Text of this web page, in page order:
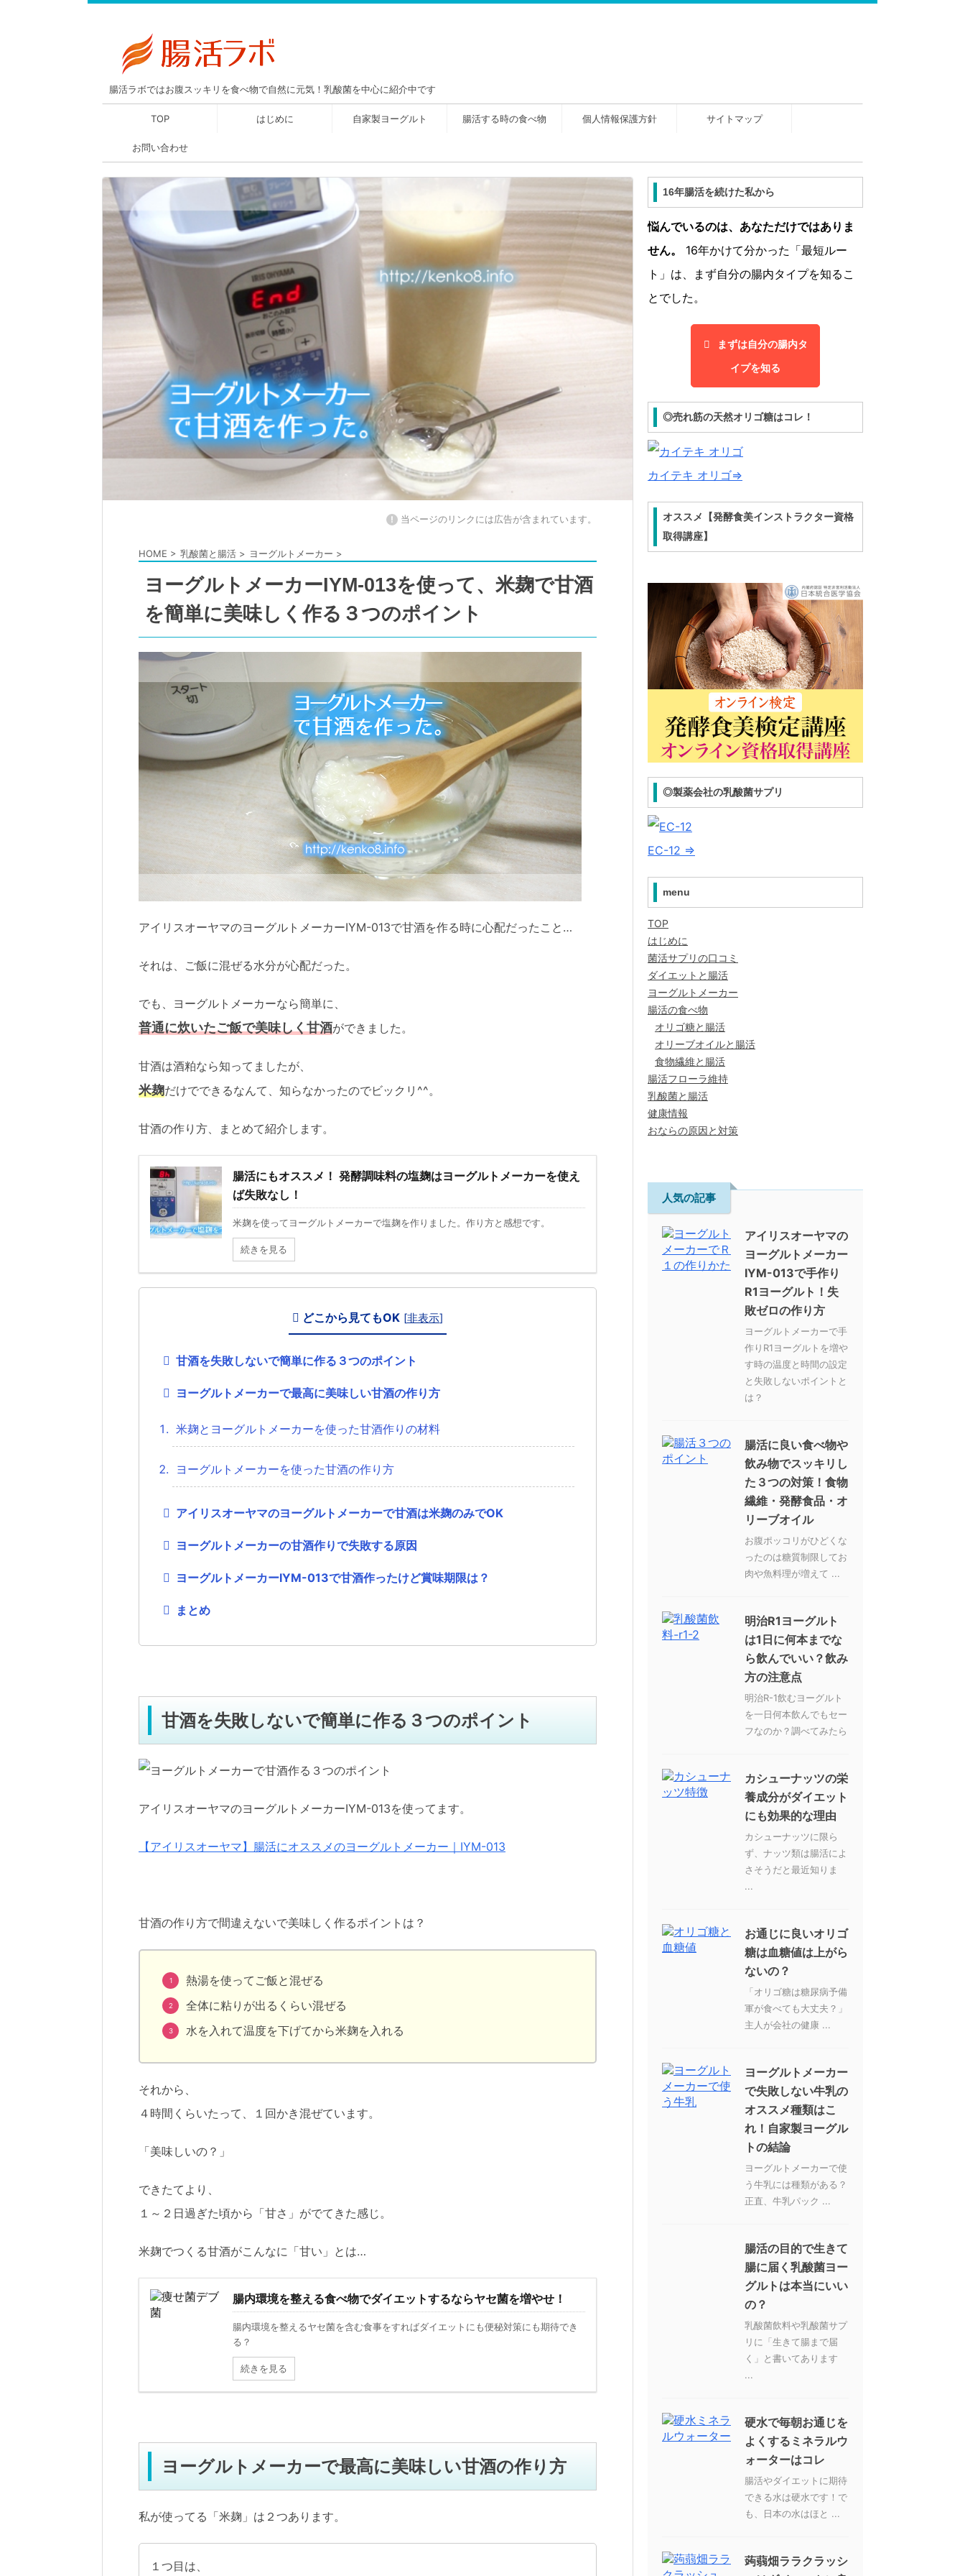
腸活ラボではお腹スッキリを食べ物で自然に元気！乳酸菌を中心に紹介中です
TOP はじめに 自家製ヨーグルト 腸活する時の食べ物 個人情報保護方針 サイトマップ
お問い合わせ
! 当ページのリンクには広告が含まれています。
HOME > 乳酸菌と腸活 > ヨーグルトメーカー >
ヨーグルトメーカーIYM-013を使って、米麹で甘酒
を簡単に美味しく作る３つのポイント
アイリスオーヤマのヨーグルトメーカーIYM-013で甘酒を作る時に心配だったこと…
それは、ご飯に混ぜる水分が心配だった。
でも、ヨーグルトメーカーなら簡単に、
普通に炊いたご飯で美味しく甘酒ができました。
甘酒は酒粕なら知ってましたが、
米麹だけでできるなんて、知らなかったのでビックリ^^。
甘酒の作り方、まとめて紹介します。
腸活にもオススメ！ 発酵調味料の塩麹はヨーグルトメーカーを使え
ば失敗なし！
米麹を使ってヨーグルトメーカーで塩麹を作りました。作り方と感想です。
続きを見る
どこから見てもOK [非表示]
甘酒を失敗しないで簡単に作る３つのポイント
ヨーグルトメーカーで最高に美味しい甘酒の作り方
米麹とヨーグルトメーカーを使った甘酒作りの材料
ヨーグルトメーカーを使った甘酒の作り方
アイリスオーヤマのヨーグルトメーカーで甘酒は米麹のみでOK
ヨーグルトメーカーの甘酒作りで失敗する原因
ヨーグルトメーカーIYM-013で甘酒作ったけど賞味期限は？
まとめ
甘酒を失敗しないで簡単に作る３つのポイント
アイリスオーヤマのヨーグルトメーカーIYM-013を使ってます。
【アイリスオーヤマ】腸活にオススメのヨーグルトメーカー｜IYM-013
甘酒の作り方で間違えないで美味しく作るポイントは？
熱湯を使ってご飯と混ぜる
全体に粘りが出るくらい混ぜる
水を入れて温度を下げてから米麹を入れる
それから、
４時間くらいたって、１回かき混ぜています。
「美味しいの？」
できたてより、
１～２日過ぎた頃から「甘さ」がでてきた感じ。
米麹でつくる甘酒がこんなに「甘い」とは…
腸内環境を整える食べ物でダイエットするならヤセ菌を増やせ！
腸内環境を整えるヤセ菌を含む食事をすればダイエットにも便秘対策にも期待でき
る？
続きを見る
ヨーグルトメーカーで最高に美味しい甘酒の作り方
私が使ってる「米麹」は２つあります。
１つ目は、
16年腸活を続けた私から
悩んでいるのは、あなただけではありま
せん。
16年かけて分かった「最短ルー
ト」は、まず自分の腸内タイプを知るこ
とでした。
まずは自分の腸内タ
イプを知る
◎売れ筋の天然オリゴ糖はコレ！
カイテキ オリゴ⇒
オススメ【発酵食美インストラクター資格
取得講座】
◎製薬会社の乳酸菌サプリ
EC-12 ⇒
menu
TOP
はじめに
菌活サプリの口コミ
ダイエットと腸活
ヨーグルトメーカー
腸活の食べ物
オリゴ糖と腸活
オリーブオイルと腸活
食物繊維と腸活
腸活フローラ維持
乳酸菌と腸活
健康情報
おならの原因と対策
人気の記事
アイリスオーヤマの
ヨーグルトメーカー
IYM-013で手作り
R1ヨーグルト！失
敗ゼロの作り方
ヨーグルトメーカーで手
作りR1ヨーグルトを増や
す時の温度と時間の設定
と失敗しないポイントと
は？
腸活に良い食べ物や
飲み物でスッキリし
た３つの対策！食物
繊維・発酵食品・オ
リーブオイル
お腹ポッコリがひどくな
ったのは糖質制限してお
肉や魚料理が増えて ...
明治R1ヨーグルト
は1日に何本までな
ら飲んでいい？飲み
方の注意点
明治R-1飲むヨーグルト
を一日何本飲んでもセー
フなのか？調べてみたら
カシューナッツの栄
養成分がダイエット
にも効果的な理由
カシューナッツに限ら
ず、ナッツ類は腸活によ
さそうだと最近知りま
...
お通じに良いオリゴ
糖は血糖値は上がら
ないの？
「オリゴ糖は糖尿病予備
軍が食べても大丈夫？」
主人が会社の健康 ...
ヨーグルトメーカー
で失敗しない牛乳の
オススメ種類はこ
れ！自家製ヨーグル
トの結論
ヨーグルトメーカーで使
う牛乳には種類がある？
正直、牛乳パック ...
腸活の目的で生きて
腸に届く乳酸菌ヨー
グルトは本当にいい
の？
乳酸菌飲料や乳酸菌サプ
リに「生きて腸まで届
く」と書いてあります
...
硬水で毎朝お通じを
よくするミネラルウ
ォーターはコレ
腸活やダイエットに期待
できる水は硬水です！で
も、日本の水はほと ...
蒟蒻畑ララクラッシ